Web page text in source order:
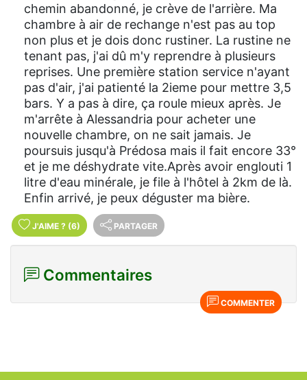
chemin abandonné, je crève de l'arrière. Ma
chambre à air de rechange n'est pas au top
non plus et je dois donc rustiner. La rustine ne
tenant pas, j'ai dû m'y reprendre à plusieurs
reprises. Une première station service n'ayant
pas d'air, j'ai patienté la 2ieme pour mettre 3,5
bars. Y a pas à dire, ça roule mieux après. Je
m'arrête à Alessandria pour acheter une
nouvelle chambre, on ne sait jamais. Je
poursuis jusqu'à Prédosa mais il fait encore 33°
et je me déshydrate vite.Après avoir englouti 1
litre d'eau minérale, je file à l'hôtel à 2km de là.
Enfin arrivé, je peux déguster ma bière.
J'AIME ? (6) PARTAGER
Commentaires
COMMENTER